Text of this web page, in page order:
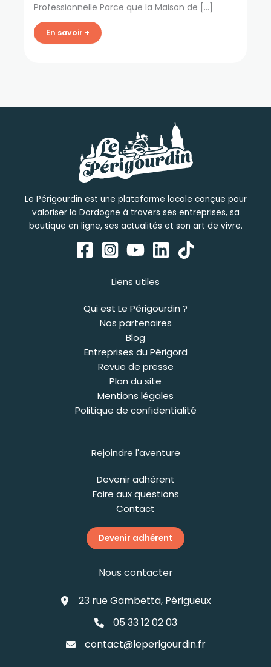
Professionnelle Parce que la Maison de […]
En savoir +
Le Périgourdin est une plateforme locale conçue pour
valoriser la Dordogne à travers ses entreprises, sa
boutique en ligne, ses actualités et son art de vivre.
Liens utiles
Qui est Le Périgourdin ?
Nos partenaires
Blog
Entreprises du Périgord
Revue de presse
Plan du site
Mentions légales
Politique de confidentialité
Rejoindre l'aventure
Devenir adhérent
Foire aux questions
Contact
Devenir adhérent
Nous contacter
23 rue Gambetta, Périgueux
05 33 12 02 03
contact@leperigourdin.fr